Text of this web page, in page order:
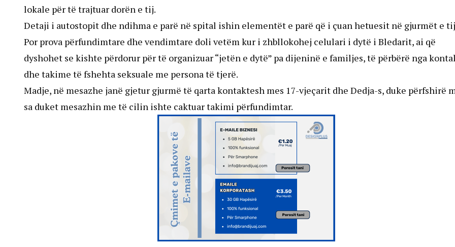
lokale për të trajtuar dorën e tij.
Detaji i autostopit dhe ndihma e parë në spital ishin elementët e parë që i çuan hetuesit në gjurmët e
Por prova përfundimtare dhe vendimtare doli vetëm kur i zhbllokohej celulari i dytë i Bledarit, ai që
dyshohet se kishte përdorur për të organizuar “jetën e dytë” pa dijeninë e familjes, të përbërë nga
dhe takime të fshehta seksuale me persona të tjerë.
Madje, në mesazhe janë gjetur gjurmë të qarta kontaktesh mes 17-vjeçarit dhe Dedja-s, duke përfshirë
sa duket mesazhin me të cilin ishte caktuar takimi përfundimtar.